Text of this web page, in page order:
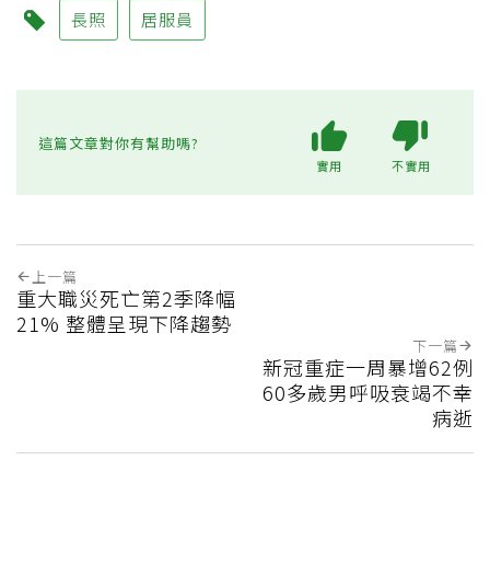
長照 居服員
這篇文章對你有幫助嗎?
實用 不實用
上一篇
重大職災死亡第2季降幅
21% 整體呈現下降趨勢
下一篇
新冠重症一周暴增62例
60多歲男呼吸衰竭不幸
病逝